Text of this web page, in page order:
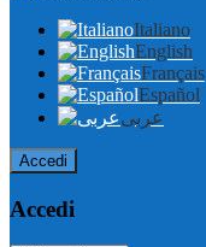
Italiano
English
Français
Español
عربى
Accedi
Accedi